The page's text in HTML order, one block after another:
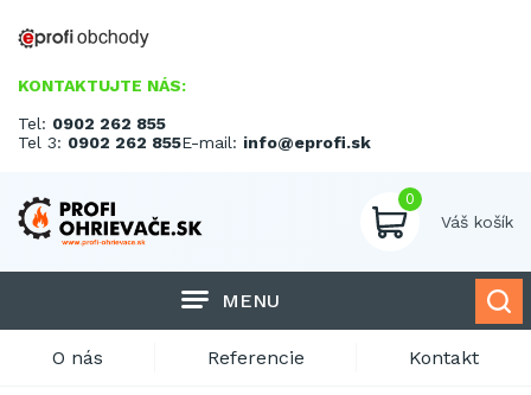
KONTAKTUJTE NÁS:
Tel: 0902 262 855
Tel 3: 0902 262 855E-mail: info@eprofi.sk
0
Váš košík
MENU
O nás Referencie Kontakt